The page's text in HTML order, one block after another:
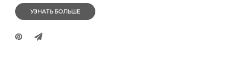
УЗНАТЬ БОЛЬШЕ